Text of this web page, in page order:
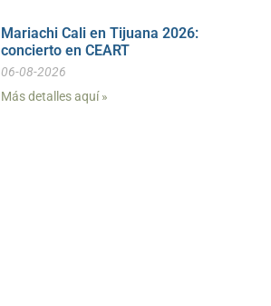
Mariachi Cali en Tijuana 2026:
concierto en CEART
06-08-2026
Más detalles aquí »